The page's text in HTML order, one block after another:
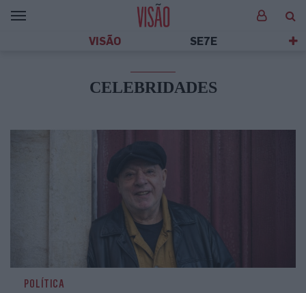
VISÃO SE7E
CELEBRIDADES
POLÍTICA